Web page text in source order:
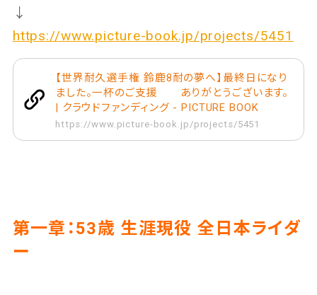
↓
https://www.picture-book.jp/projects/5451
【世界耐久選手権 鈴鹿8耐の夢へ】最終日になり
ました。一杯のご支援 ありがとうございます。
| クラウドファンディング - PICTURE BOOK
https://www.picture-book.jp/projects/5451
第一章：53歳 生涯現役 全日本ライダ
ー